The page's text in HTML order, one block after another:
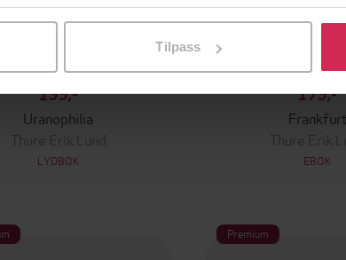
å klikke på «Tilpass». Du kan når som helst
Tilpass
199,-
Uranophilia
Thure Erik Lund
LYDBOK
179,-
Frankfurt
Thure Erik
EBOK
Premium